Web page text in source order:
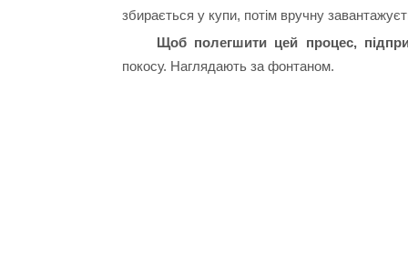
збирається у купи, потім вручну
Щоб полегшити цей процес,
покосу. Наглядають за фонтаном.